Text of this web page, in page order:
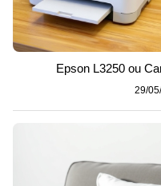
Epson L3250 ou
29/